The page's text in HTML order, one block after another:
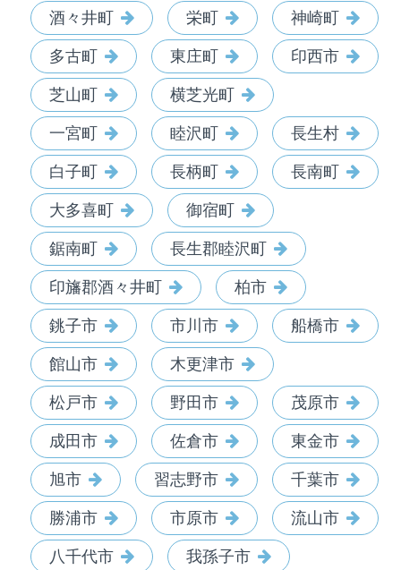
酒々井町 栄町 神崎町
多古町 東庄町 印西市
芝山町 横芝光町
一宮町 睦沢町 長生村
白子町 長柄町 長南町
大多喜町 御宿町
鋸南町 長生郡睦沢町
印旛郡酒々井町 柏市
銚子市 市川市 船橋市
館山市 木更津市
松戸市 野田市 茂原市
成田市 佐倉市 東金市
旭市 習志野市 千葉市
勝浦市 市原市 流山市
八千代市 我孫子市